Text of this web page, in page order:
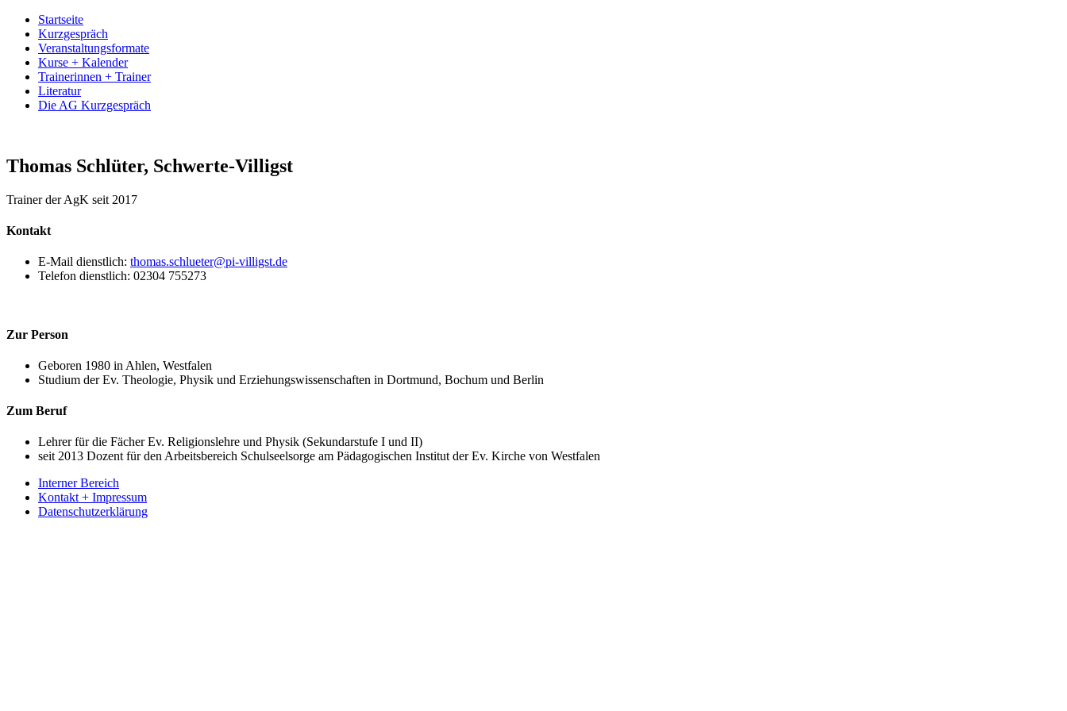
Startseite
Kurzgespräch
Veranstaltungsformate
Kurse + Kalender
Trainerinnen + Trainer
Literatur
Die AG Kurzgespräch
Thomas Schlüter, Schwerte-Villigst
Trainer der AgK seit 2017
Kontakt
E-Mail dienstlich: thomas.schlueter@pi-villigst.de
Telefon dienstlich: 02304 755273
Zur Person
Geboren 1980 in Ahlen, Westfalen
Studium der Ev. Theologie, Physik und Erziehungswissenschaften in Dortmund, Bochum und Berlin
Zum Beruf
Lehrer für die Fächer Ev. Religionslehre und Physik (Sekundarstufe I und II)
seit 2013 Dozent für den Arbeitsbereich Schulseelsorge am Pädagogischen Institut der Ev. Kirche von Westfalen
Interner Bereich
Kontakt + Impressum
Datenschutzerklärung